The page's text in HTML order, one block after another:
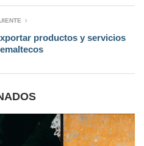
productos y servicios